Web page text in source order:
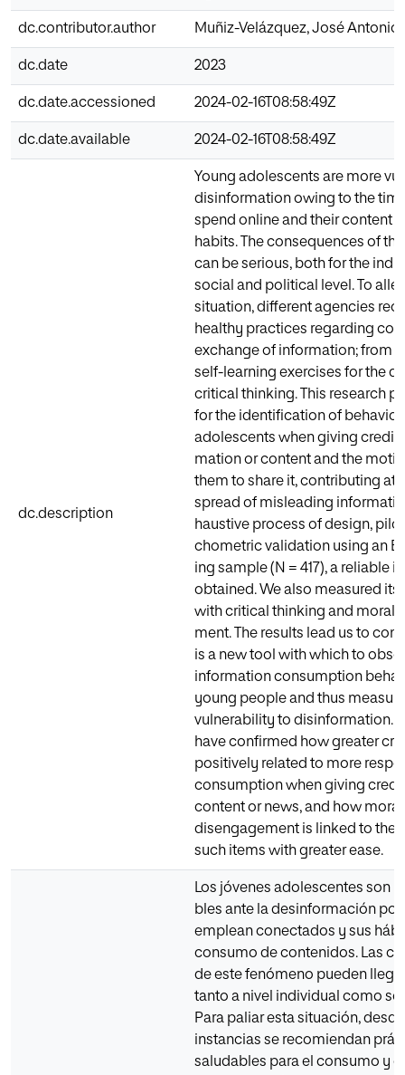
dc.contributor.author Muñiz-Velázquez, José Antonio
dc.date 2023
dc.date.accessioned 2024-02-16T08:58:49Z
dc.date.available 2024-02-16T08:58:49Z
dc.description
Young adolescents are more
disinformation owing to the
spend online and their content
habits. The consequences of
can be serious, both for the
social and political level. To
situation, different agencies
healthy practices regarding
exchange of information; from
self-learning exercises for the
critical thinking. This research
for the identification of
adolescents when giving
mation or content and the
them to share it, contributing at
spread of misleading
haustive process of design,
chometric validation using an
ing sample (N = 417), a reliable
obtained. We also measured its
with critical thinking and moral
ment. The results lead us to
is a new tool with which to
information consumption
young people and thus
vulnerability to disinformation.
have confirmed how greater
positively re­lated to more
consumption when giving
content or news, and how moral
disengagement is linked to the
such items with greater ease.
Los jóvenes adolescentes son
bles ante la desinformación
emplean conectados y sus
consumo de contenidos. Las
de este fenó­meno pueden
tanto a nivel individual como
Para paliar esta situación,
instancias se recomiendan
saludables para el con­sumo y